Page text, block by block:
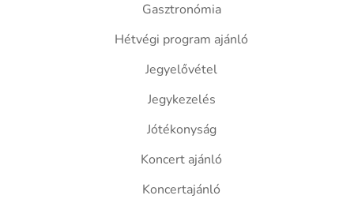
Gasztronómia
Hétvégi program ajánló
Jegyelővétel
Jegykezelés
Jótékonyság
Koncert ajánló
Koncertajánló